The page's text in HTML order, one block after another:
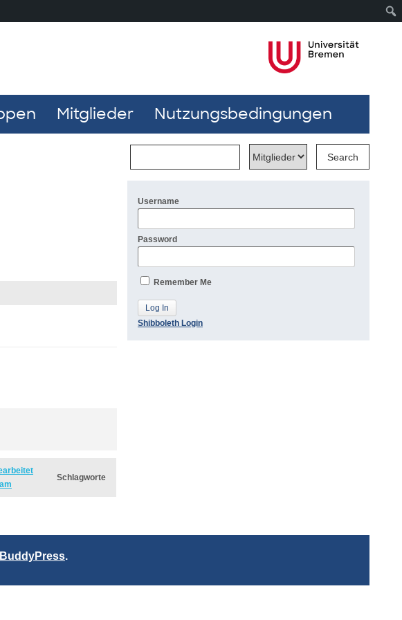
Mitglieder Nutzungsbedingungen
am
Schlagworte
Username
Password
Remember Me
Shibboleth Login
BuddyPress.